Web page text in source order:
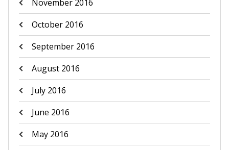
November 2016
October 2016
September 2016
August 2016
July 2016
June 2016
May 2016